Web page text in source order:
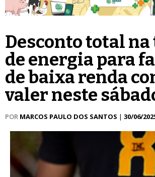
Desconto total
de energia para
de baixa renda
valer neste
POR MARCOS PAULO DOS SANTOS | 30/06/